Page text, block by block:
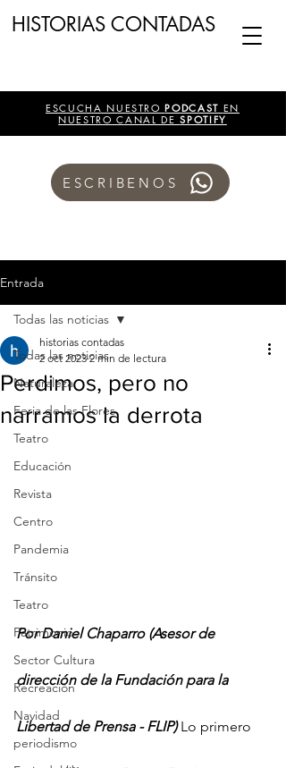
HISTORIAS CONTADAS
ESCUCHA NUESTROPODCAST EN
NUESTRO CANAL DESPOTIFY
ESCRIBENOS
Entrada
Todas las noticias
Naturaleza
Feria de las Flores
Teatro
Educación
Revista
Centro
Pandemia
Tránsito
Teatro
Patrimonio
Sector Cultura
Recreación
Navidad
periodismo
Todas las noticias
Perdimos, pero no
narramos la derrota
historias contadas
2 oct 2023 2 min de lectura
Por Daniel Chaparro (Asesor de
dirección de la Fundación para la
Libertad de Prensa - FLIP) Lo primero